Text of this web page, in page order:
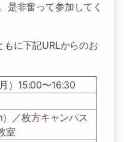
是非奮って参加してく
に下記URLからのお
）15:00〜16:30
／枚方キャンパス
室